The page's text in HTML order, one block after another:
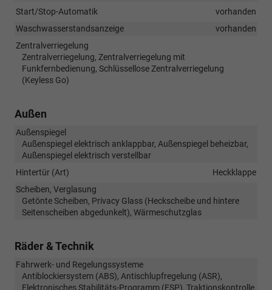
Start/Stop-Automatik
vorhanden
Waschwasserstandsanzeige
vorhanden
Zentralverriegelung
Zentralverriegelung, Zentralverriegelung mit
Funkfernbedienung, Schlüssellose Zentralverriegelung
(Keyless Go)
Außen
Außenspiegel
Außenspiegel elektrisch anklappbar, Außenspiegel beheizbar,
Außenspiegel elektrisch verstellbar
Hintertür (Art)
Heckklappe
Scheiben, Verglasung
Getönte Scheiben, Privacy Glass (Heckscheibe und hintere
Seitenscheiben abgedunkelt), Wärmeschutzglas
Räder & Technik
Fahrwerk- und Regelungssysteme
Antiblockiersystem (ABS), Antischlupfregelung (ASR),
Elektronisches Stabilitäts-Programm (ESP), Traktionskontrolle